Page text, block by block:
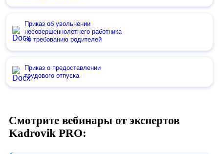
Приказ об увольнении
несовершеннолетнего работника
по требованию родителей
Приказ о предоставлении
трудового отпуска
Смотрите вебинары от экспертов
Kadrovik PRO: